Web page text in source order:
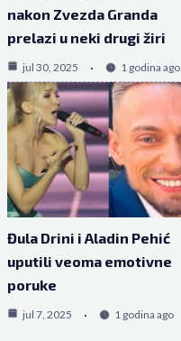
nakon Zvezda Granda
prelazi u neki drugi žiri
jul 30, 2025 1 godina ago
Đula Drini i Aladin Pehić
uputili veoma emotivne
poruke
jul 7, 2025 1 godina ago